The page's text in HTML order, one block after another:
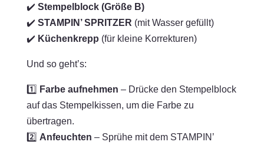
✔️ Stempelblock (Größe B)
✔️ STAMPIN’ SPRITZER (mit Wasser gefüllt)
✔️ Küchenkrepp (für kleine Korrekturen)
Und so geht’s:
1️⃣ Farbe aufnehmen – Drücke den Stempelblock
auf das Stempelkissen, um die Farbe zu
übertragen.
2️⃣ Anfeuchten – Sprühe mit dem STAMPIN’